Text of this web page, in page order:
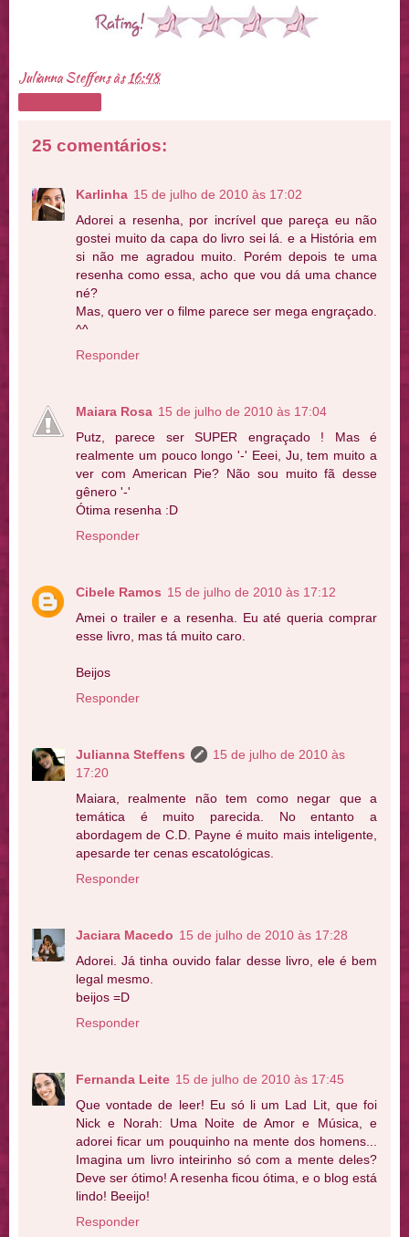
Julianna Steffensàs 16:48
25 comentários:
Karlinha 15 de julho de 2010 às 17:02
Adorei a resenha, por incrível que pareça eu não
gostei muito da capa do livro sei lá. e a História em
si não me agradou muito. Porém depois te uma
resenha como essa, acho que vou dá uma chance
né?
Mas, quero ver o filme parece ser mega engraçado.
^^
Responder
Maiara Rosa 15 de julho de 2010 às 17:04
Putz, parece ser SUPER engraçado ! Mas é
realmente um pouco longo '-' Eeei, Ju, tem muito a
ver com American Pie? Não sou muito fã desse
gênero '-'
Ótima resenha :D
Responder
Cibele Ramos 15 de julho de 2010 às 17:12
Amei o trailer e a resenha. Eu até queria comprar
esse livro, mas tá muito caro.
Beijos
Responder
Julianna Steffens
15 de julho de 2010 às
17:20
Maiara, realmente não tem como negar que a
temática é muito parecida. No entanto a
abordagem de C.D. Payne é muito mais inteligente,
apesarde ter cenas escatológicas.
Responder
Jaciara Macedo 15 de julho de 2010 às 17:28
Adorei. Já tinha ouvido falar desse livro, ele é bem
legal mesmo.
beijos =D
Responder
Fernanda Leite 15 de julho de 2010 às 17:45
Que vontade de leer! Eu só li um Lad Lit, que foi
Nick e Norah: Uma Noite de Amor e Música, e
adorei ficar um pouquinho na mente dos homens...
Imagina um livro inteirinho só com a mente deles?
Deve ser ótimo! A resenha ficou ótima, e o blog está
lindo! Beeijo!
Responder